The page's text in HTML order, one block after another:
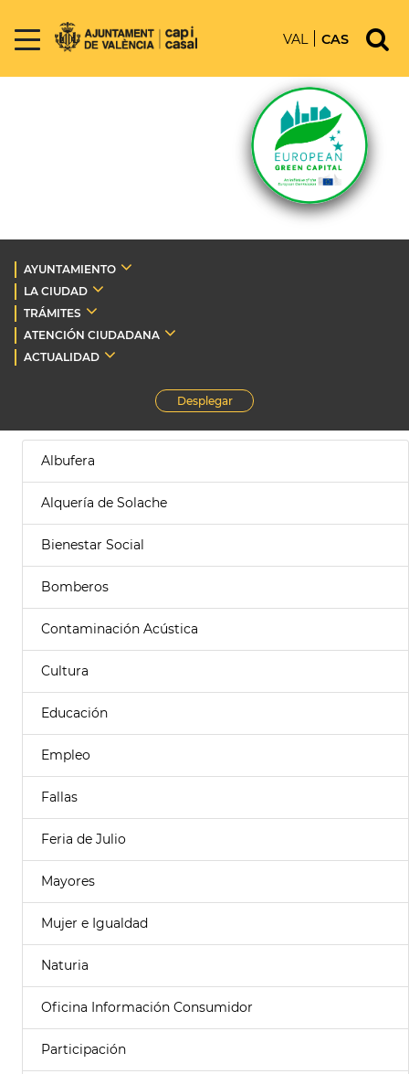
VAL CAS
AYUNTAMIENTO
LA CIUDAD
TRÁMITES
ATENCIÓN CIUDADANA
ACTUALIDAD
Desplegar
Albufera
Alquería de Solache
Bienestar Social
Bomberos
Contaminación Acústica
Cultura
Educación
Empleo
Fallas
Feria de Julio
Mayores
Mujer e Igualdad
Naturia
Oficina Información Consumidor
Participación